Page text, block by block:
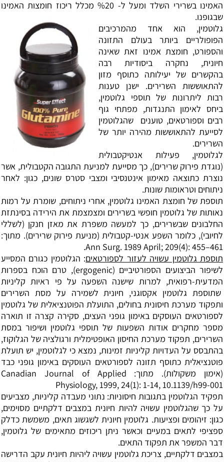
האמינו בשרירי השלד ומעל ל- %20 מכלל ריכוז חומצות האמינו
שבגופנו.
גלוטמין, הוא אחד מהמרכיבים
הפופולריים ביותר בעולם התזונה
והספורט, חומצת אמינו זאת שאינה
חיונית, נחקרה ביסודיות רבה
בהקשרים של יעילותה כתוסף מזון
להתאוששות השרירים. ישנן טענות
רבות ליתרונות של תוספי גלוטמין,
ביחס לאימון התנגדות, מפתחי גוף
רבים וספורטאים, טוענים שהגלוטמין
לסייעת להתאוששות מהירה יותר של
השרירים.
לגלוטמין, פעילות אנטיקטבולית
(נוגדת פירוק שרירים), כך מסייעת למניעת התגובה הקטבולית, אשר
נוצרת כתוצאה מאימון אינטנסיבי ומצבי סטרס שונים, כגון: לאחר
ניתוחים וטראומות שונות.
תוספת של חומצת האמינו גלוטמין, אחרי ניתוחים, שומרת על רמות
נאותות של גלוטמין חופשי בשרירים ומצמצמת את הירידה בסינתזת
החלבונים שבשרירים, כך למעשה משפרת את מאזן חנקן (לשללי
לחיובי), כלומר השפע אנטי-קטבולית (מניעת פירוק שרירים). מתוך:
Ann Surg. 1989 April; 209(4): 455–461.
תוספת גלוטמין עשויה לעזור לספורטאים: הגלוטמין כגורם המסייע
לשיפור הביצועים הספורטיביים (ergogenic), טרם הוכח בספרות
המדעית-רפואית, למרות שישנה השפעה על פי ראיות קליניות
שתוספת גלוטמין אקסוגני, חיונית לשמירה על מסת השרירים
ותפקוד מערכת חיסונית בחולים, התועלת הפוטנציאלית של גלוטמין
לספורטאים העוסקים באימון גופני העצים, סקירה קצרה זו תוארה
מספר מחקרים אודות השפעות של תוספי גלוטמין ושיפור במסת
השרירים, תפקוד מערכת החיסון האופטימלית ורגולציה של הגלוקוז,
בהתבסס על העדויות קליניות זמינות, נמצא כי לגלוטמין, יש תועלת
פוטנציאלית כתוסף תזונה לספורטאים העוסקים באימון גופני כבד
(אימון משקולות). מתוך: Canadian Journal of Applied
Physiology, 1999, 24(1): 1-14, 10.1139/h99-001
תפקיד הגלוטמין בתגובות חיסוניות: נתוני מעבדה קליניות, מצביעים
על כך שהגלוטמין עשויה להיות חיונית במצבים דלקתיים מסוימים,
כגון: זיהומים ופציעות. גלוטמין חיונית לשגשוג תאים, משמשת כדלק
ספציפי לתאים במעיים וכאשר ניתן ריכוזים מתאימים של גלוטמין,
דבר המשפר את תפקוד התאים.
במצבים דלקתיים, צריכת גלוטמין עשויה ליהיות חיונית עקב הדרישה